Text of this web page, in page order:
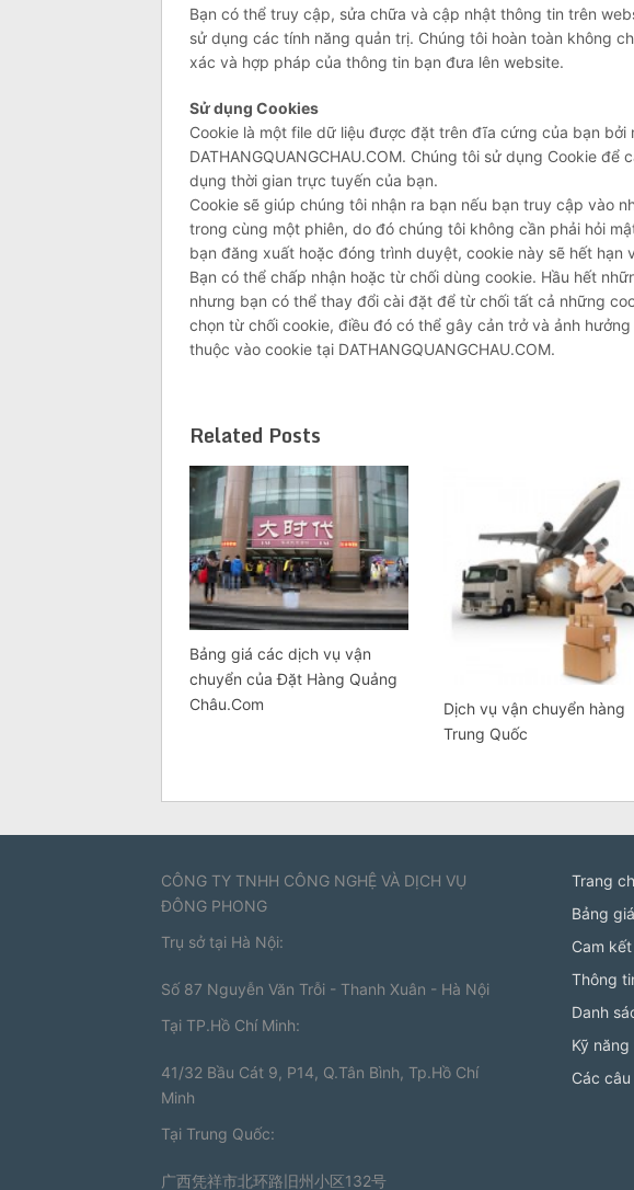
Bạn có thể truy cập, sửa chữa và cập nhật thông tin trên
sử dụng các tính năng quản trị. Chúng tôi hoàn toàn không
xác và hợp pháp của thông tin bạn đưa lên website.
Sử dụng Cookies
Cookie là một file dữ liệu được đặt trên đĩa cứng của bạn bởi
DATHANGQUANGCHAU.COM. Chúng tôi sử dụng Cookie để
dụng thời gian trực tuyến của bạn.
Cookie sẽ giúp chúng tôi nhận ra bạn nếu bạn truy cập vào
trong cùng một phiên, do đó chúng tôi không cần phải hỏi
bạn đăng xuất hoặc đóng trình duyệt, cookie này sẽ hết hạn
Bạn có thể chấp nhận hoặc từ chối dùng cookie. Hầu hết
nhưng bạn có thể thay đổi cài đặt để từ chối tất cả những
chọn từ chối cookie, điều đó có thể gây cản trở và ảnh
thuộc vào cookie tại DATHANGQUANGCHAU.COM.
Related Posts
Bảng giá các dịch vụ vận
chuyển của Đặt Hàng Quảng
Châu.Com
Dịch vụ vận chuyển hàng
Trung Quốc
CÔNG TY TNHH CÔNG NGHỆ VÀ DỊCH VỤ
ĐÔNG PHONG
Trụ sở tại Hà Nội:
Số 87 Nguyễn Văn Trỗi - Thanh Xuân - Hà Nội
Tại TP.Hồ Chí Minh:
41/32 Bầu Cát 9, P14, Q.Tân Bình, Tp.Hồ Chí
Minh
Tại Trung Quốc:
广西凭祥市北环路旧州小区132号
Trang
Bảng giá
Cam
Thông
Danh
Kỹ
Các